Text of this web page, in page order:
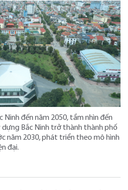
Ninh đến năm 2050, tầm nhìn đến
Bắc Ninh trở thành thành phố
năm 2030, phát triển theo mô hình
đại.